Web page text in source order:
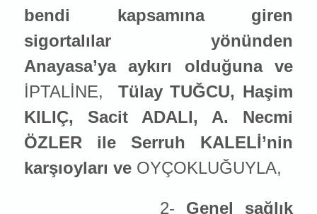
bendi kapsamına giren
sigortalılar yönünden
Anayasa’ya aykırı olduğuna ve
İPTALİNE,
Tülay TUĞCU, Haşim
KILIÇ, Sacit ADALI, A. Necmi
ÖZLER ile Serruh KALELİ’nin
karşıoyları ve OYÇOKLUĞUYLA,
2- Genel sağlık